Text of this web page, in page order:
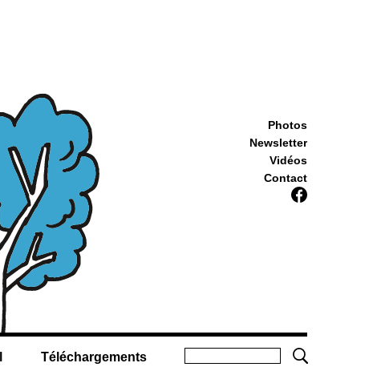
Photos
Newsletter
Vidéos
Contact
Téléchargements